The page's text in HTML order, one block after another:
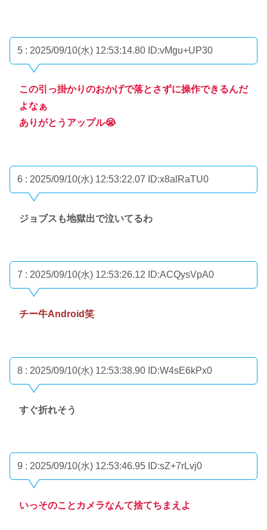
5 : 2025/09/10(水) 12:53:14.80 ID:vMgu+UP30
この引っ掛かりのおかげで落とさずに操作できるんだ
よなぁ
ありがとうアップル😭
6 : 2025/09/10(水) 12:53:22.07 ID:x8alRaTU0
ジョブスも地獄出で泣いてるわ
7 : 2025/09/10(水) 12:53:26.12 ID:ACQysVpA0
チー牛Android笑
8 : 2025/09/10(水) 12:53:38.90 ID:W4sE6kPx0
すぐ折れそう
9 : 2025/09/10(水) 12:53:46.95 ID:sZ+7rLvj0
いっそのことカメラなんて捨てちまえよ